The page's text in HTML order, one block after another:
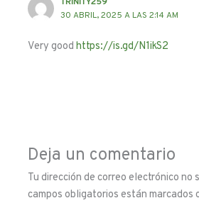
TRINITY259
30 ABRIL, 2025 A LAS 2:14 AM
Very goodhttps://is.gd/N1ikS2
Deja un comentario
Tu dirección de correo electrónico no
campos obligatorios están marcados